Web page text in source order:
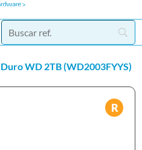
WD 2TB (WD2003FYYS)